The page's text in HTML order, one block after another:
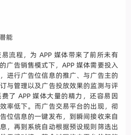
能
流程，为 APP 媒体带来了前所未有
广告销售模式下，APP 媒体需要投入
进行广告位信息的推广、与广告主的
与管理以及广告投放效果的监测与评
了 APP 媒体大量的精力，还容易因
率低下。而广告交易平台的出现，彻
位信息的一键发布，到瞬间接收来自
，再到系统自动根据预设规则筛选出